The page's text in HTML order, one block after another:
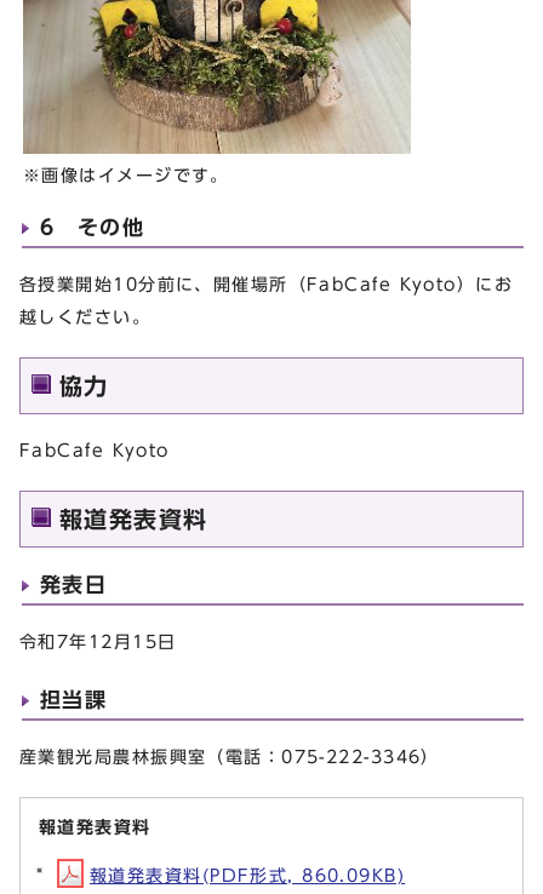
※画像はイメージです。
6 その他
各授業開始10分前に、開催場所（FabCafe Kyoto）にお
越しください。
協力
FabCafe Kyoto
報道発表資料
発表日
令和7年12月15日
担当課
産業観光局農林振興室（電話：075-222-3346）
報道発表資料
報道発表資料(PDF形式, 860.09KB)